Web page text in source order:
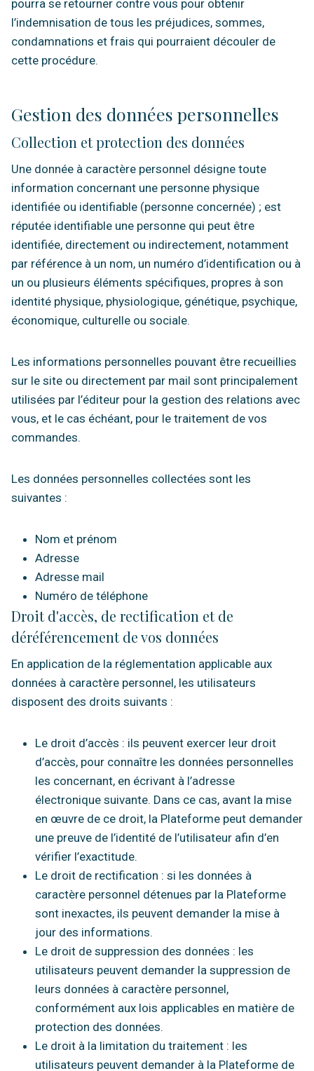
pourra se retourner contre vous pour obtenir
l’indemnisation de tous les préjudices, sommes,
condamnations et frais qui pourraient découler de
cette procédure.
Gestion des données personnelles
Collection et protection des données
Une donnée à caractère personnel désigne toute
information concernant une personne physique
identifiée ou identifiable (personne concernée) ; est
réputée identifiable une personne qui peut être
identifiée, directement ou indirectement, notamment
par référence à un nom, un numéro d’identification ou à
un ou plusieurs éléments spécifiques, propres à son
identité physique, physiologique, génétique, psychique,
économique, culturelle ou sociale.
Les informations personnelles pouvant être recueillies
sur le site ou directement par mail sont principalement
utilisées par l’éditeur pour la gestion des relations avec
vous, et le cas échéant, pour le traitement de vos
commandes.
Les données personnelles collectées sont les
suivantes :
Nom et prénom
Adresse
Adresse mail
Numéro de téléphone
Droit d'accès, de rectification et de
déréférencement de vos données
En application de la réglementation applicable aux
données à caractère personnel, les utilisateurs
disposent des droits suivants :
Le droit d’accès : ils peuvent exercer leur droit
d’accès, pour connaître les données personnelles
les concernant, en écrivant à l’adresse
électronique suivante. Dans ce cas, avant la mise
en œuvre de ce droit, la Plateforme peut demander
une preuve de l’identité de l’utilisateur afin d’en
vérifier l’exactitude.
Le droit de rectification : si les données à
caractère personnel détenues par la Plateforme
sont inexactes, ils peuvent demander la mise à
jour des informations.
Le droit de suppression des données : les
utilisateurs peuvent demander la suppression de
leurs données à caractère personnel,
conformément aux lois applicables en matière de
protection des données.
Le droit à la limitation du traitement : les
utilisateurs peuvent demander à la Plateforme de